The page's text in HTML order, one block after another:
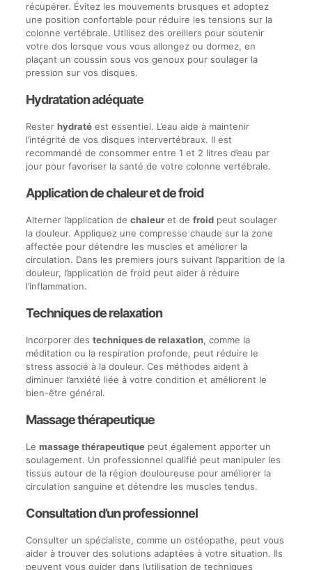
récupérer. Évitez les mouvements brusques et adoptez
une position confortable pour réduire les tensions sur la
colonne vertébrale. Utilisez des oreillers pour soutenir
votre dos lorsque vous vous allongez ou dormez, en
plaçant un coussin sous vos genoux pour soulager la
pression sur vos disques.
Hydratation adéquate
Rester hydratéest essentiel. L’eau aide à maintenir
l’intégrité de vos disques intervertébraux. Il est
recommandé de consommer entre 1 et 2 litres d’eau par
jour pour favoriser la santé de votre colonne vertébrale.
Application de chaleur et de froid
Alterner l’application de chaleuret de froidpeut soulager
la douleur. Appliquez une compresse chaude sur la zone
affectée pour détendre les muscles et améliorer la
circulation. Dans les premiers jours suivant l’apparition de la
douleur, l’application de froid peut aider à réduire
l’inflammation.
Techniques de relaxation
Incorporer des techniques de relaxation, comme la
méditation ou la respiration profonde, peut réduire le
stress associé à la douleur. Ces méthodes aident à
diminuer l’anxiété liée à votre condition et améliorent le
bien-être général.
Massage thérapeutique
Le massage thérapeutiquepeut également apporter un
soulagement. Un professionnel qualifié peut manipuler les
tissus autour de la région douloureuse pour améliorer la
circulation sanguine et détendre les muscles tendus.
Consultation d’un professionnel
Consulter un spécialiste, comme un ostéopathe, peut vous
aider à trouver des solutions adaptées à votre situation. Ils
peuvent vous guider dans l’utilisation de techniques